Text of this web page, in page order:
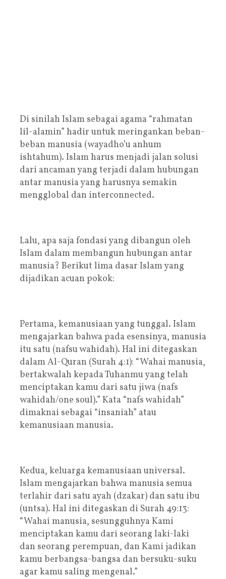
Di sinilah Islam sebagai agama “rahmatan
lil-alamin” hadir untuk meringankan beban-
beban manusia (wayadho’u anhum
ishtahum). Islam harus menjadi jalan solusi
dari ancaman yang terjadi dalam hubungan
antar manusia yang harusnya semakin
mengglobal dan interconnected.
Lalu, apa saja fondasi yang dibangun oleh
Islam dalam membangun hubungan antar
manusia? Berikut lima dasar Islam yang
dijadikan acuan pokok:
Pertama, kemanusiaan yang tunggal. Islam
mengajarkan bahwa pada esensinya, manusia
itu satu (nafsu wahidah). Hal ini ditegaskan
dalam Al-Quran (Surah 4:1): “Wahai manusia,
bertakwalah kepada Tuhanmu yang telah
menciptakan kamu dari satu jiwa (nafs
wahidah/one soul).” Kata “nafs wahidah”
dimaknai sebagai “insaniah” atau
kemanusiaan manusia.
Kedua, keluarga kemanusiaan universal.
Islam mengajarkan bahwa manusia semua
terlahir dari satu ayah (dzakar) dan satu ibu
(untsa). Hal ini ditegaskan di Surah 49:13:
“Wahai manusia, sesungguhnya Kami
menciptakan kamu dari seorang laki-laki
dan seorang perempuan, dan Kami jadikan
kamu berbangsa-bangsa dan bersuku-suku
agar kamu saling mengenal.”